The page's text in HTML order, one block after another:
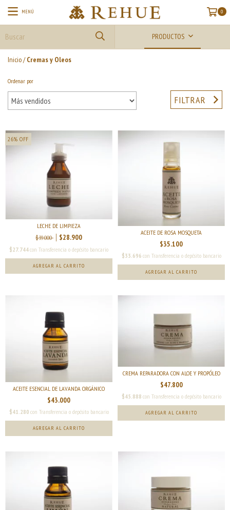
MENÚ 0
PRODUCTOS
Inicio/ Cremas y Oleos
Ordenar por
FILTRAR
26% OFF
LECHE DE LIMPIEZA
$39.000
$28.900
$27.744con Transferencia o depósito bancario
AGREGAR AL CARRITO
ACEITE DE ROSA MOSQUETA
$35.100
$33.696 con Transferencia o depósito bancario
ACEITE ESENCIAL DE LAVANDA ORGÁNICO
$43.000
$41.280 con Transferencia o depósito bancario
CREMA REPARADORA CON ALOE Y PROPÓLEO
$47.800
$45.888 con Transferencia o depósito bancario
AGREGAR AL CARRITO